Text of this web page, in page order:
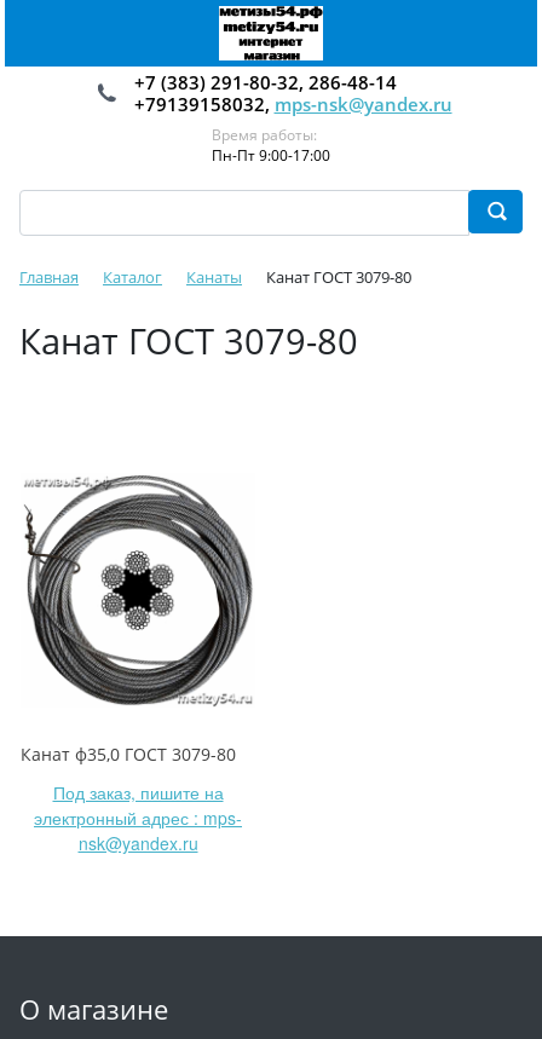
+7 (383) 291-80-32, 286-48-14
+79139158032, mps-nsk@yandex.ru
Время работы:
Пн-Пт 9:00-17:00
Главная Каталог Канаты Канат ГОСТ 3079-80
Канат ГОСТ 3079-80
Канат ф35,0 ГОСТ 3079-80
Под заказ, пишите на
электронный адрес : mps-
nsk@yandex.ru
О магазине